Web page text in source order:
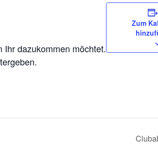
Ihr dazukommen möchtet.
Zum